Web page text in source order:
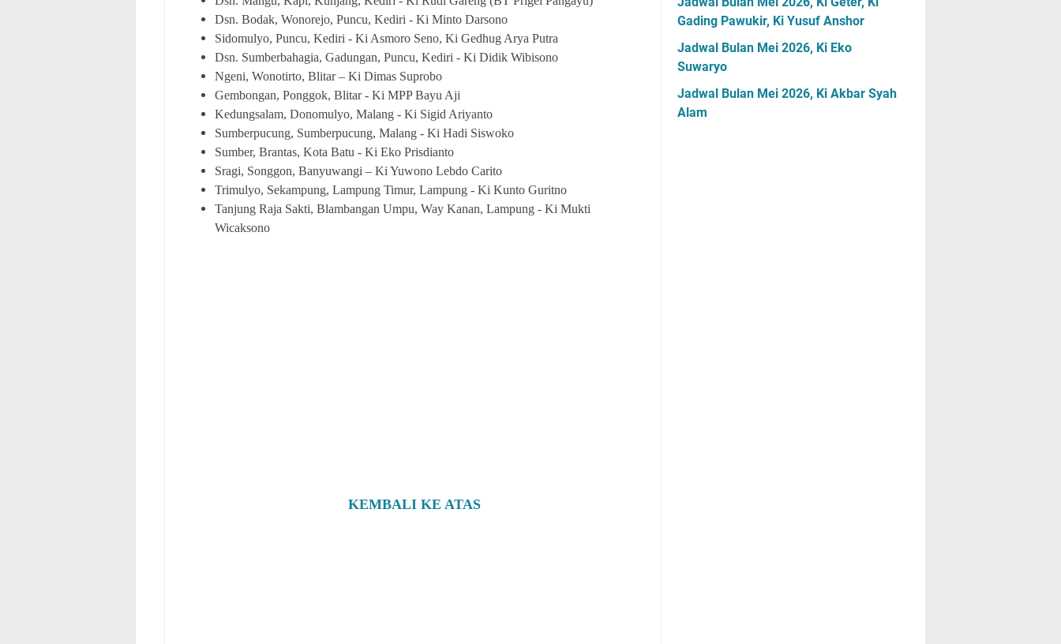
Dsn. Bodak, Wonorejo, Puncu, Kediri - Ki Minto Darsono
Sidomulyo, Puncu, Kediri - Ki Asmoro Seno, Ki Gedhug Arya Putra
Dsn. Sumberbahagia, Gadungan, Puncu, Kediri - Ki Didik Wibisono
Ngeni, Wonotirto, Blitar – Ki Dimas Suprobo
Gembongan, Ponggok, Blitar - Ki MPP Bayu Aji
Kedungsalam, Donomulyo, Malang - Ki Sigid Ariyanto
Sumberpucung, Sumberpucung, Malang - Ki Hadi Siswoko
Sumber, Brantas, Kota Batu - Ki Eko Prisdianto
Sragi, Songgon, Banyuwangi – Ki Yuwono Lebdo Carito
Trimulyo, Sekampung, Lampung Timur, Lampung - Ki Kunto Guritno
Tanjung Raja Sakti, Blambangan Umpu, Way Kanan, Lampung - Ki Mukti
Wicaksono
KEMBALI KE ATAS
Gading Pawukir, Ki Yusuf Anshor
Jadwal Bulan Mei 2026, Ki Eko
Suwaryo
Jadwal Bulan Mei 2026, Ki Akbar Syah
Alam